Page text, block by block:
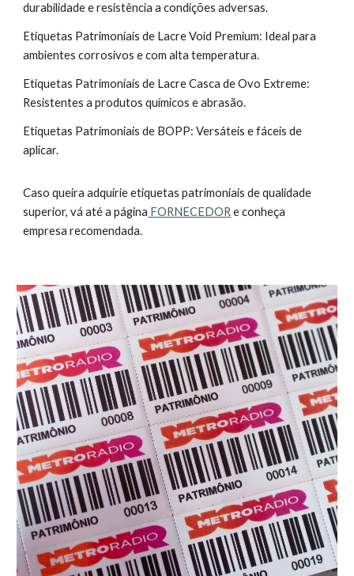
durabilidade e resistência a condições adversas.
Etiquetas Patrimoniais de Lacre Void Premium: Ideal para
ambientes corrosivos e com alta temperatura.
Etiquetas Patrimoniais de Lacre Casca de Ovo Extreme:
Resistentes a produtos químicos e abrasão.
Etiquetas Patrimoniais de BOPP: Versáteis e fáceis de
aplicar.
Caso queira adquirie etiquetas patrimoniais de qualidade
superior, vá até a página FORNECEDOR e conheça
empresa recomendada.